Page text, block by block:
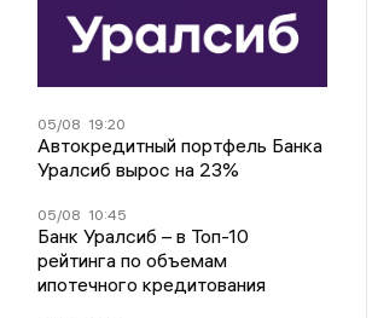
05/08 19:20
Автокредитный портфель Банка
Уралсиб вырос на 23%
05/08 10:45
Банк Уралсиб – в Топ-10
рейтинга по объемам
ипотечного кредитования